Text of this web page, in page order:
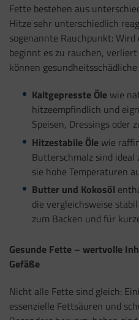
Fette bestehen aus
Hitze sehr unterschiedlich
sogenannte Rauchpunkt:
beginnt es zu rauchen,
können
Kaltgepresste Ölewie
hitzeempfindlich und
Speisen, Dressings oder
Hitzestabile Ölewie
Butterschmalz sind
sie hohe Temperaturen
Butter und Kokosöl
die vergleichsweise
zum Backen und für
Gesunde Fette – wertvolle
Gefäße
Nicht alle Fette sind gleich:
essenzielle Fettsäuren und